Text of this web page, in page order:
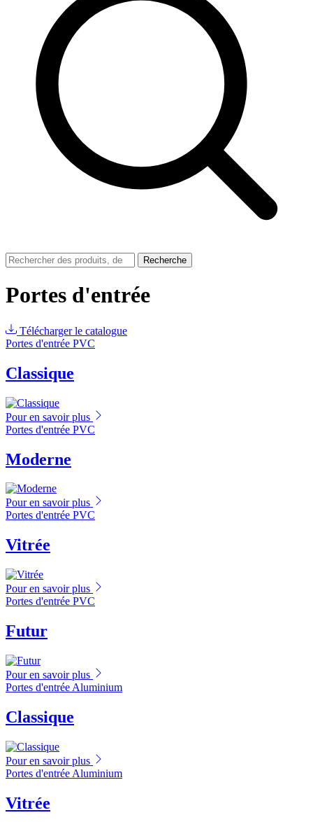
Recherche
Portes d'entrée
Télécharger le catalogue
Portes d'entrée PVC
Classique
Pour en savoir plus
Portes d'entrée PVC
Moderne
Pour en savoir plus
Portes d'entrée PVC
Vitrée
Pour en savoir plus
Portes d'entrée PVC
Futur
Pour en savoir plus
Portes d'entrée Aluminium
Classique
Pour en savoir plus
Portes d'entrée Aluminium
Vitrée